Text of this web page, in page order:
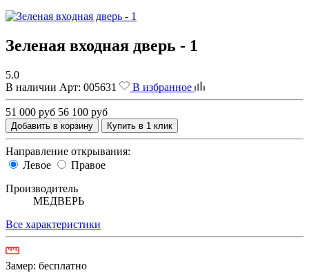
Зеленая входная дверь - 1
5.0
В наличии Арт: 005631 В избранное
51 000 руб 56 100 руб
Добавить в корзину Купить в 1 клик
Направление открывания:
Левое
Правое
Производитель
МЕДВЕРЬ
Все характеристики
Замер: бесплатно